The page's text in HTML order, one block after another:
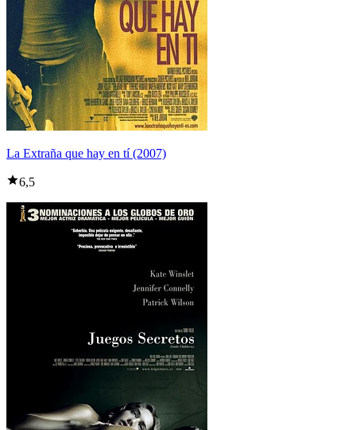
La Extraña que hay en tí (2007)
6,5